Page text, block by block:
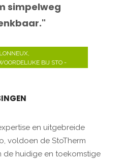
simpelweg
BIJ STO -
en uitgebreide
voldoen de StoTherm
de huidige en toekomstige